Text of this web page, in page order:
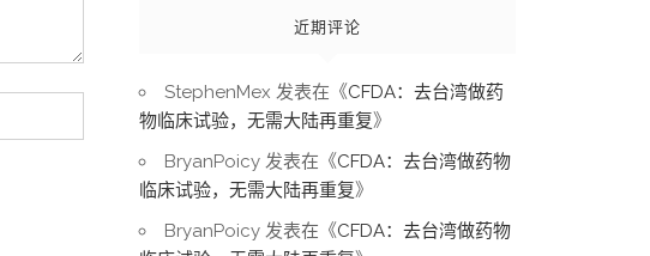
近期评论
StephenMex 发表在《CFDA：去台湾做药
物临床试验，无需大陆再重复》
BryanPoicy 发表在《CFDA：去台湾做药物
临床试验，无需大陆再重复》
BryanPoicy 发表在《CFDA：去台湾做药物